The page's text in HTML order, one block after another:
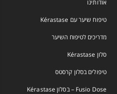
אודותינו
טיפוח שיער עם Kérastase
מדריכים לטיפוח השיער
סלון Kérastase
טיפולים בסלון קרסטס
Fusio Dose – בסלון Kérastase